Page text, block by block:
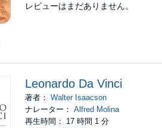
レビューはまだありません。
Leonardo Da Vinci
著者：Walter Isaacson
ナレーター：Alfred Molina
再生時間： 17 時間 1 分